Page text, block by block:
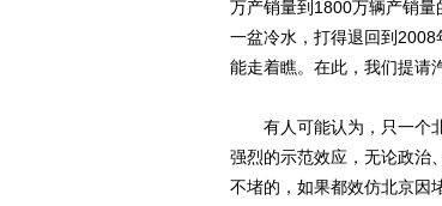
万产销量到1800万辆产销
一盆冷水，打得退回到
能走着瞧。在此，我们提请
有人可能认为，只一个北
强烈的示范效应，无论政治
不堵的，如果都效仿北京因